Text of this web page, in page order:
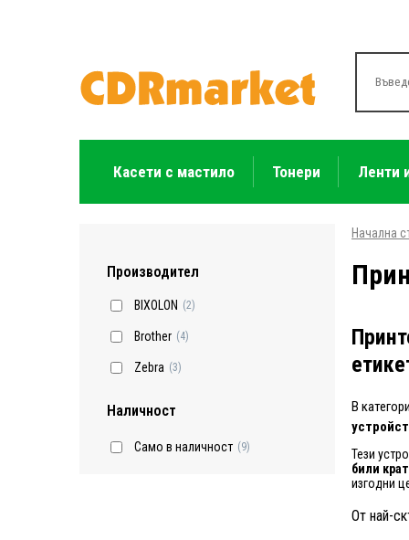
Касети с мастило Тонери Ленти
Производител
BIXOLON (2)
Brother (4)
Zebra (3)
Наличност
Само в наличност (9)
Начална
В
Тези
били
изгодни
От най-